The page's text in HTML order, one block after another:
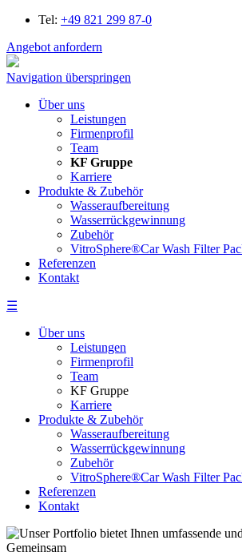
Tel: +49 821 299 87-0
Angebot anfordern
Navigation überspringen
Über uns
Leistungen
Firmenprofil
Team
KF Gruppe
Karriere
Produkte & Zubehör
Wasseraufbereitung
Wasserrückgewinnung
Zubehör
VitroSphere®Car Wash Filter
Referenzen
Kontakt
☰
Über uns
Leistungen
Firmenprofil
Team
KF Gruppe
Karriere
Produkte & Zubehör
Wasseraufbereitung
Wasserrückgewinnung
Zubehör
VitroSphere®Car Wash Filter
Referenzen
Kontakt
Gemeinsam